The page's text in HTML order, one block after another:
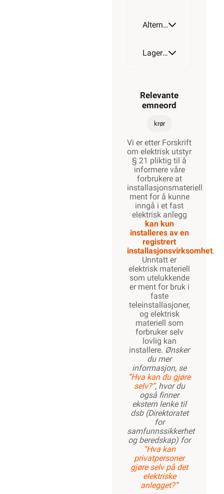
Alternative artikler
Lagerstatus
Relevante
emneord
krør
Vi er etter Forskrift
om elektrisk utstyr
§ 21 pliktig til å
informere våre
forbrukere at
installasjonsmateriell
ment for å kunne
inngå i et fast
elektrisk anlegg
kan kun
installeres av en
registrert
installasjonsvirksomhet.
Unntatt er
elektrisk materiell
som utelukkende
er ment for bruk i
faste
teleinstallasjoner,
og elektrisk
materiell som
forbruker selv
lovlig kan
installere. Ønsker
du mer
informasjon, se
”Hva kan du gjøre
selv?”, hvor du
også finner
ekstern lenke til
dsb (Direktoratet
for
samfunnssikkerhet
og beredskap) for
“Hva kan
privatpersoner
gjøre selv på det
elektriske
anlegget?”